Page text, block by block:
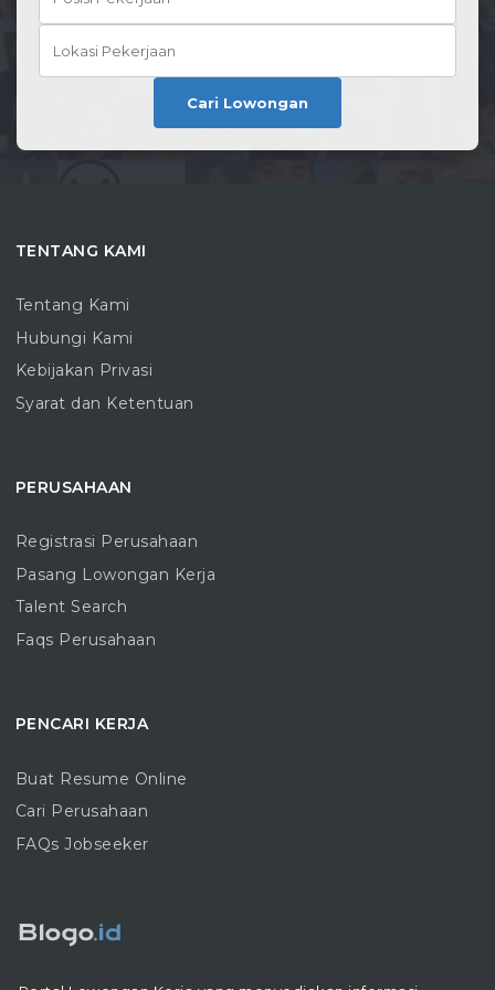
Cari Lowongan
TENTANG KAMI
Tentang Kami
Hubungi Kami
Kebijakan Privasi
Syarat dan Ketentuan
PERUSAHAAN
Registrasi Perusahaan
Pasang Lowongan Kerja
Talent Search
Faqs Perusahaan
PENCARI KERJA
Buat Resume Online
Cari Perusahaan
FAQs Jobseeker